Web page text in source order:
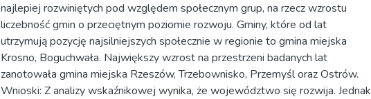
najlepiej rozwiniętych pod względem społecznym grup, na rzecz wzrostu
liczebność gmin o przeciętnym poziomie rozwoju. Gminy, które od lat
utrzymują pozycję najsilniejszych społecznie w regionie to gmina miejska
Krosno, Boguchwała. Największy wzrost na przestrzeni badanych lat
zanotowała gmina miejska Rzeszów, Trzebownisko, Przemyśl oraz Ostrów.
Wnioski: Z analizy wskaźnikowej wynika, że województwo się rozwija. Jednak